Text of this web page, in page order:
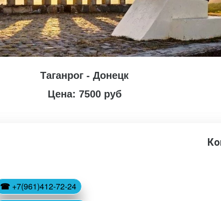
Таганрог - Донецк
Цена: 7500 руб
☎ +7(961)412-72-24